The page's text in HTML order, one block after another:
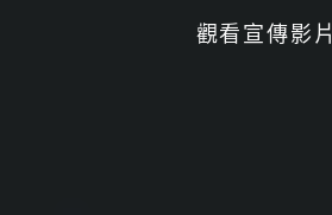
觀看宣傳影片